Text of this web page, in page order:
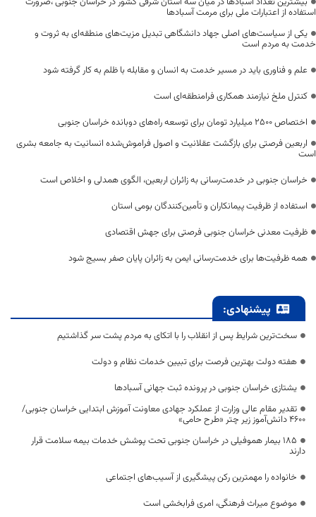
استفاده از اعتبارات ملی برای مرمت آسبادها
یکی از سیاست‌های اصلی جهاد دانشگاهی تبدیل مزیت‌های منطقه‌ای به ثروت و
خدمت به مردم است
علم و فناوری باید در مسیر خدمت به انسان و مقابله با ظلم به کار گرفته شود
کنترل ملخ نیازمند همکاری فرامنطقه‌ای است
اختصاص 2500 میلیارد تومان برای توسعه راه‌های دوبانده خراسان جنوبی
اربعین فرصتی برای بازگشت عقلانیت و اصول فراموش‌شده انسانیت به جامعه بشری
است
خراسان جنوبی در خدمت‌رسانی به زائران اربعین، الگوی همدلی و اخلاص است
استفاده از ظرفیت پیمانکاران و تأمین‌کنندگان بومی استان
ظرفیت معدنی خراسان جنوبی فرصتی برای جهش اقتصادی
همه ظرفیت‌ها برای خدمت‌رسانی ایمن به زائران پایان صفر بسیج شود
پیشنهادی:
سخت‌ترین شرایط پس از انقلاب را با اتکای به مردم پشت سر گذاشتیم
هفته دولت بهترین فرصت برای تبیین خدمات نظام و دولت
یشتازی خراسان جنوبی در پرونده ثبت جهانی آسبادها
تقدیر مقام عالی وزارت از عملکرد جهادی معاونت آموزش ابتدایی خراسان جنوبی/
۴۶۰۰ دانش‌آموز زیر چتر «طرح حامی»
۱۸۵ بیمار هموفیلی در خراسان جنوبی تحت پوشش خدمات بیمه سلامت قرار
دارند
خانواده را مهمترین رکن پیشگیری از آسیب‌های اجتماعی
موضوع میراث فرهنگی، امری فرابخشی است